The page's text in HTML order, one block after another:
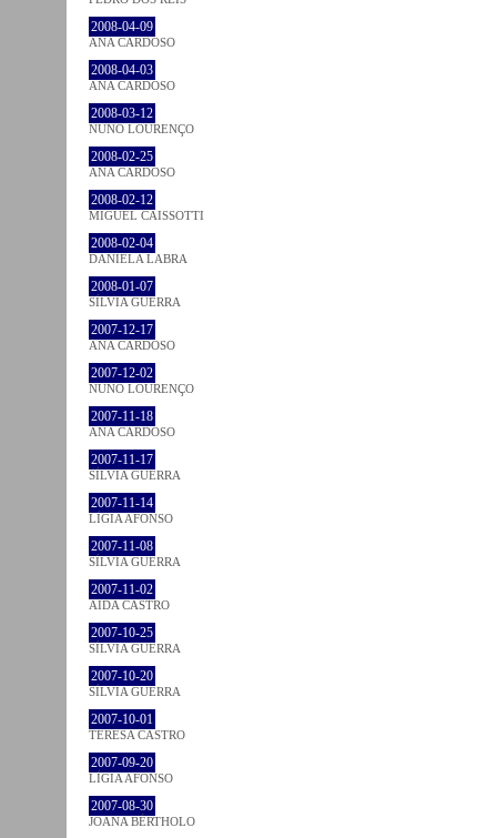
2008-04-09
ANA CARDOSO
2008-04-03
ANA CARDOSO
2008-03-12
NUNO LOURENÇO
2008-02-25
ANA CARDOSO
2008-02-12
MIGUEL CAISSOTTI
2008-02-04
DANIELA LABRA
2008-01-07
SÍLVIA GUERRA
2007-12-17
ANA CARDOSO
2007-12-02
NUNO LOURENÇO
2007-11-18
ANA CARDOSO
2007-11-17
SÍLVIA GUERRA
2007-11-14
LÍGIA AFONSO
2007-11-08
SÍLVIA GUERRA
2007-11-02
AIDA CASTRO
2007-10-25
SÍLVIA GUERRA
2007-10-20
SÍLVIA GUERRA
2007-10-01
TERESA CASTRO
2007-09-20
LÍGIA AFONSO
2007-08-30
JOANA BÉRTHOLO